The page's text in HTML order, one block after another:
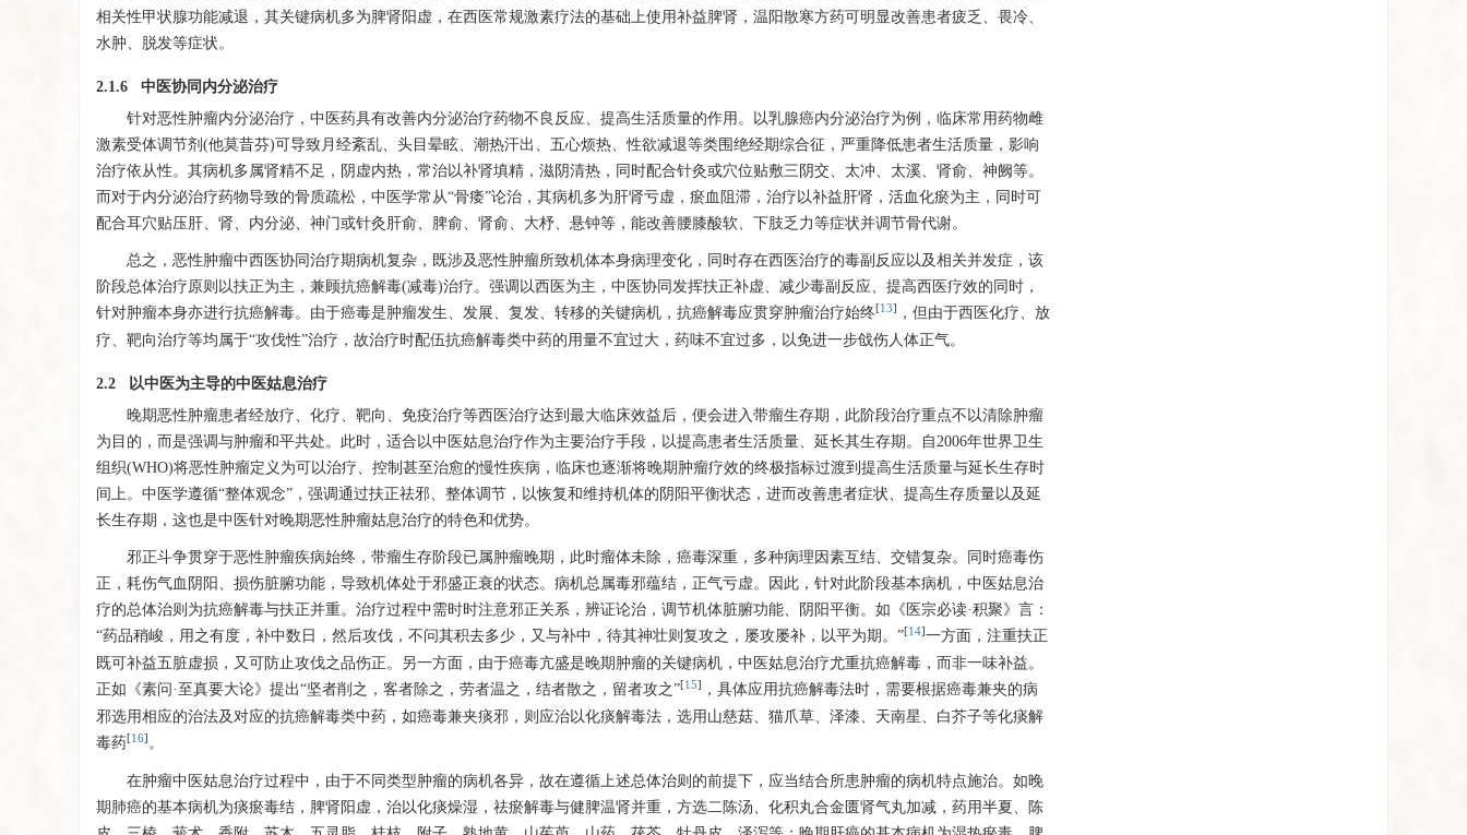
相关性甲状腺功能减退，其关键病机多为脾肾阳虚，在西医常规激素疗法的基础上使用补益脾肾，温阳散寒方药可明显改善患者疲乏、畏冷、
水肿、脱发等症状。
2.1.6 中医协同内分泌治疗
针对恶性肿瘤内分泌治疗，中医药具有改善内分泌治疗药物不良反应、提高生活质量的作用。以乳腺癌内分泌治疗为例，临床常用药物雌
激素受体调节剂(他莫昔芬)可导致月经紊乱、头目晕眩、潮热汗出、五心烦热、性欲减退等类围绝经期综合征，严重降低患者生活质量，影响
治疗依从性。其病机多属肾精不足，阴虚内热，常治以补肾填精，滋阴清热，同时配合针灸或穴位贴敷三阴交、太冲、太溪、肾俞、神阙等。
而对于内分泌治疗药物导致的骨质疏松，中医学常从“骨痿”论治，其病机多为肝肾亏虚，瘀血阻滞，治疗以补益肝肾，活血化瘀为主，同时可
配合耳穴贴压肝、肾、内分泌、神门或针灸肝俞、脾俞、肾俞、大杼、悬钟等，能改善腰膝酸软、下肢乏力等症状并调节骨代谢。
总之，恶性肿瘤中西医协同治疗期病机复杂，既涉及恶性肿瘤所致机体本身病理变化，同时存在西医治疗的毒副反应以及相关并发症，该
阶段总体治疗原则以扶正为主，兼顾抗癌解毒(减毒)治疗。强调以西医为主，中医协同发挥扶正补虚、减少毒副反应、提高西医疗效的同时，
针对肿瘤本身亦进行抗癌解毒。由于癌毒是肿瘤发生、发展、复发、转移的关键病机，抗癌解毒应贯穿肿瘤治疗始终[13]
，但由于西医化疗、放
疗、靶向治疗等均属于“攻伐性”治疗，故治疗时配伍抗癌解毒类中药的用量不宜过大，药味不宜过多，以免进一步戗伤人体正气。
2.2 以中医为主导的中医姑息治疗
晚期恶性肿瘤患者经放疗、化疗、靶向、免疫治疗等西医治疗达到最大临床效益后，便会进入带瘤生存期，此阶段治疗重点不以清除肿瘤
为目的，而是强调与肿瘤和平共处。此时，适合以中医姑息治疗作为主要治疗手段，以提高患者生活质量、延长其生存期。自2006年世界卫生
组织(WHO)将恶性肿瘤定义为可以治疗、控制甚至治愈的慢性疾病，临床也逐渐将晚期肿瘤疗效的终极指标过渡到提高生活质量与延长生存时
间上。中医学遵循“整体观念”，强调通过扶正祛邪、整体调节，以恢复和维持机体的阴阳平衡状态，进而改善患者症状、提高生存质量以及延
长生存期，这也是中医针对晚期恶性肿瘤姑息治疗的特色和优势。
邪正斗争贯穿于恶性肿瘤疾病始终，带瘤生存阶段已属肿瘤晚期，此时瘤体未除，癌毒深重，多种病理因素互结、交错复杂。同时癌毒伤
正，耗伤气血阴阳、损伤脏腑功能，导致机体处于邪盛正衰的状态。病机总属毒邪蕴结，正气亏虚。因此，针对此阶段基本病机，中医姑息治
疗的总体治则为抗癌解毒与扶正并重。治疗过程中需时时注意邪正关系，辨证论治，调节机体脏腑功能、阴阳平衡。如《医宗必读·积聚》言：
“药品稍峻，用之有度，补中数日，然后攻伐，不问其积去多少，又与补中，待其神壮则复攻之，屡攻屡补，以平为期。”[14]一方面，注重扶正
既可补益五脏虚损，又可防止攻伐之品伤正。另一方面，由于癌毒亢盛是晚期肿瘤的关键病机，中医姑息治疗尤重抗癌解毒，而非一味补益。
正如《素问·至真要大论》提出“坚者削之，客者除之，劳者温之，结者散之，留者攻之”[15]
，具体应用抗癌解毒法时，需要根据癌毒兼夹的病
邪选用相应的治法及对应的抗癌解毒类中药，如癌毒兼夹痰邪，则应治以化痰解毒法，选用山慈菇、猫爪草、泽漆、天南星、白芥子等化痰解
毒药[16] 。
在肿瘤中医姑息治疗过程中，由于不同类型肿瘤的病机各异，故在遵循上述总体治则的前提下，应当结合所患肿瘤的病机特点施治。如晚
期肺癌的基本病机为痰瘀毒结，脾肾阳虚，治以化痰燥湿，祛瘀解毒与健脾温肾并重，方选二陈汤、化积丸合金匮肾气丸加减，药用半夏、陈